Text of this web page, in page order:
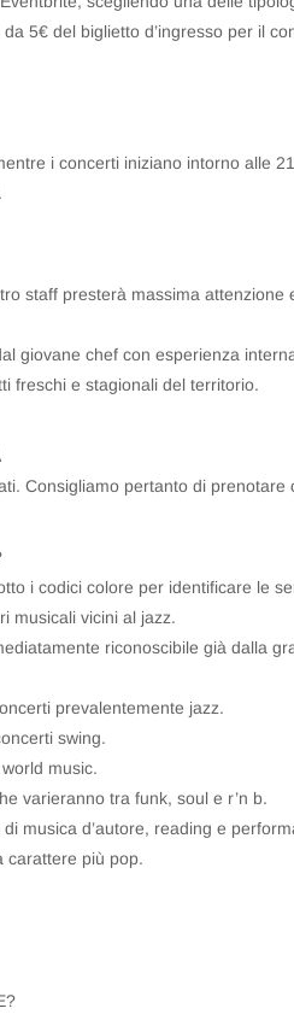
5€ del biglietto d’ingresso per il
i concerti iniziano intorno alle
staff presterà massima
giovane chef con esperienza
freschi e stagionali del territorio.
Consigliamo pertanto di prenotare
i codici colore per identificare le
musicali vicini al jazz.
riconoscibile già dalla
prevalentemente jazz.
swing.
music.
varieranno tra funk, soul e r’n b.
musica d’autore, reading e
carattere più pop.